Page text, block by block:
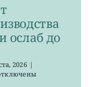
ослаб до
2026 |